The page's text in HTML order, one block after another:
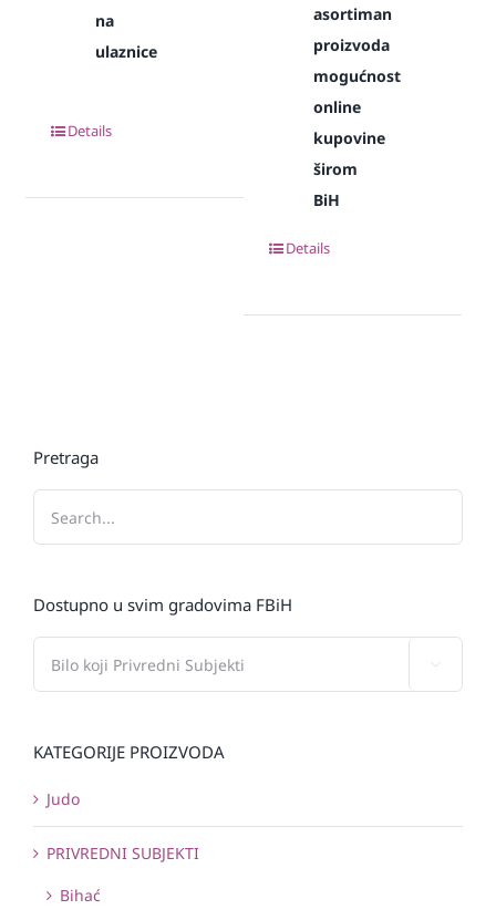
na
ulaznice
Details
asortiman
proizvoda
mogućnost
online
kupovine
širom
BiH
Details
Pretraga
Dostupno u svim gradovima FBiH
KATEGORIJE PROIZVODA
Judo
PRIVREDNI SUBJEKTI
Bihać